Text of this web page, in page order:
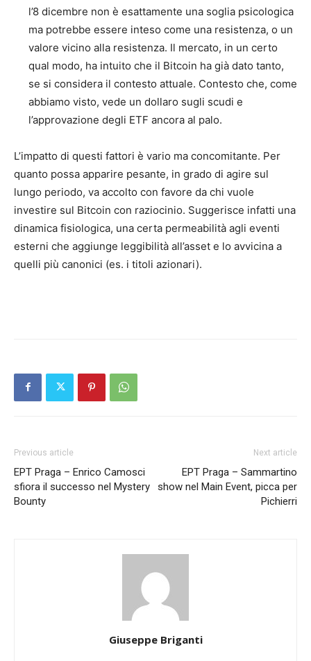
l’8 dicembre non è esattamente una soglia psicologica
ma potrebbe essere inteso come una resistenza, o un
valore vicino alla resistenza. Il mercato, in un certo
qual modo, ha intuito che il Bitcoin ha già dato tanto,
se si considera il contesto attuale. Contesto che, come
abbiamo visto, vede un dollaro sugli scudi e
l’approvazione degli ETF ancora al palo.
L’impatto di questi fattori è vario ma concomitante. Per
quanto possa apparire pesante, in grado di agire sul
lungo periodo, va accolto con favore da chi vuole
investire sul Bitcoin con raziocinio. Suggerisce infatti una
dinamica fisiologica, una certa permeabilità agli eventi
esterni che aggiunge leggibilità all’asset e lo avvicina a
quelli più canonici (es. i titoli azionari).
Previous article
EPT Praga – Enrico Camosci
sfiora il successo nel Mystery
Bounty
Next article
EPT Praga – Sammartino
show nel Main Event, picca per
Pichierri
Giuseppe Briganti